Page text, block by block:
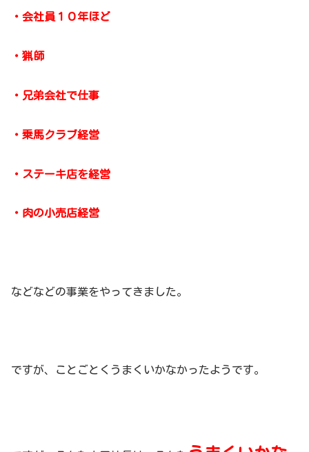
・会社員１０年ほど
・猟師
・兄弟会社で仕事
・乗馬クラブ経営
・ステーキ店を経営
・肉の小売店経営
などなどの事業をやってきました。
ですが、ことごとくうまくいかなかったようです。